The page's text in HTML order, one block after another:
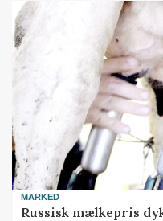
MARKED
Russisk mælkepris